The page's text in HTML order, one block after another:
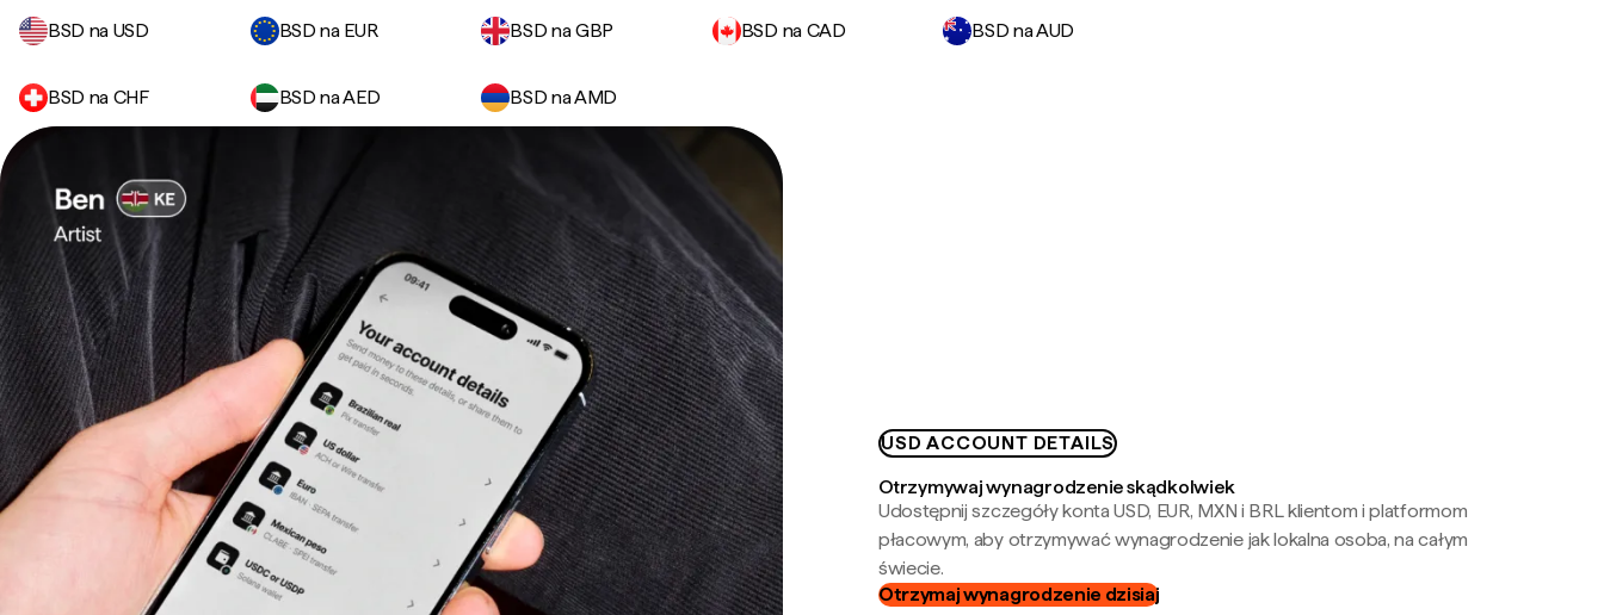
BSD na USD
BSD na EUR BSD na GBP BSD na CAD BSD na AUD
BSD na CHF BSD na AED BSD na AMD
USD ACCOUNT DETAILS
Otrzymywaj wynagrodzenie skądkolwiek
Udostępnij szczegóły konta USD, EUR, MXN i BRL klientom i platformom
płacowym, aby otrzymywać wynagrodzenie jak lokalna osoba, na całym
świecie.
Otrzymaj wynagrodzenie dzisiaj